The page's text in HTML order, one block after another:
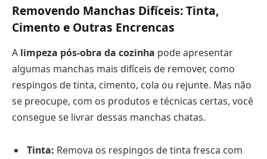
Removendo Manchas Difíceis: Tinta,
Cimento e Outras Encrencas
A limpeza pós-obra da cozinha pode apresentar
algumas manchas mais difíceis de remover, como
respingos de tinta, cimento, cola ou rejunte. Mas não
se preocupe, com os produtos e técnicas certas, você
consegue se livrar dessas manchas chatas.
Tinta: Remova os respingos de tinta fresca com